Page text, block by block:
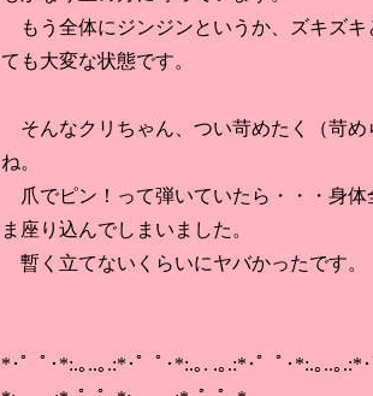
もう全体にジンジンというか、ズキズキ
ても大変な状態です。
そんなクリちゃん、つい苛めたく（苛め
ね。
爪でピン！って弾いていたら・・・身体
ま座り込んでしまいました。
暫く立てないくらいにヤバかったです。
*･゜ﾟ･*:.｡..｡.:*･゜ﾟ･*:.｡. .｡.:*･゜ﾟ･*:.｡..｡.:*